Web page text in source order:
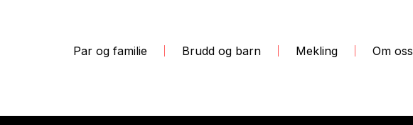
Par og familie Brudd og barn Mekling Om oss